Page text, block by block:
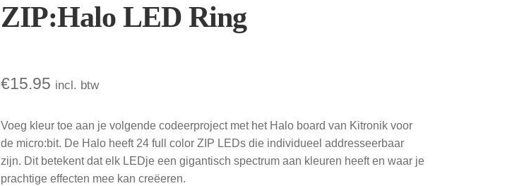
ZIP:Halo LED Ring
€15.95 incl. btw
Voeg kleur toe aan je volgende codeerproject met het Halo board van Kitronik voor
de micro:bit. De Halo heeft 24 full color ZIP LEDs die individueel addresseerbaar
zijn. Dit betekent dat elk LEDje een gigantisch spectrum aan kleuren heeft en waar je
prachtige effecten mee kan creëeren.